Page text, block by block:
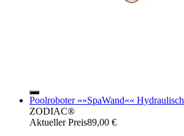
Poolroboter »»SpaWand«« Hydraulisch
ZODIAC®
Aktueller Preis89,00 €